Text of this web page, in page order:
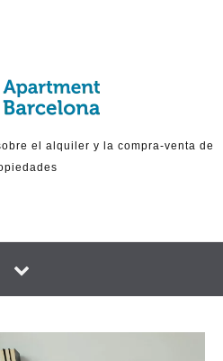
el alquiler y la compra-venta de